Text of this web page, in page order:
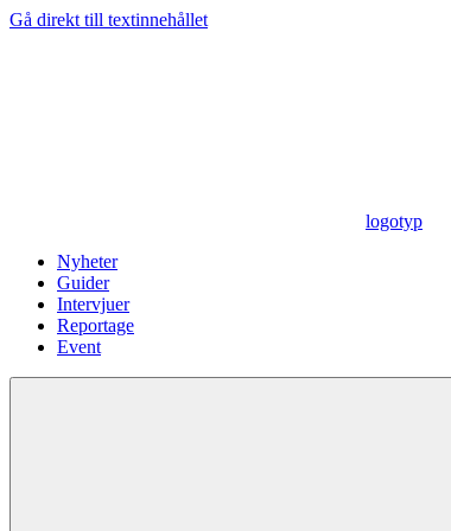
Gå direkt till textinnehållet
logotyp
Nyheter
Guider
Intervjuer
Reportage
Event